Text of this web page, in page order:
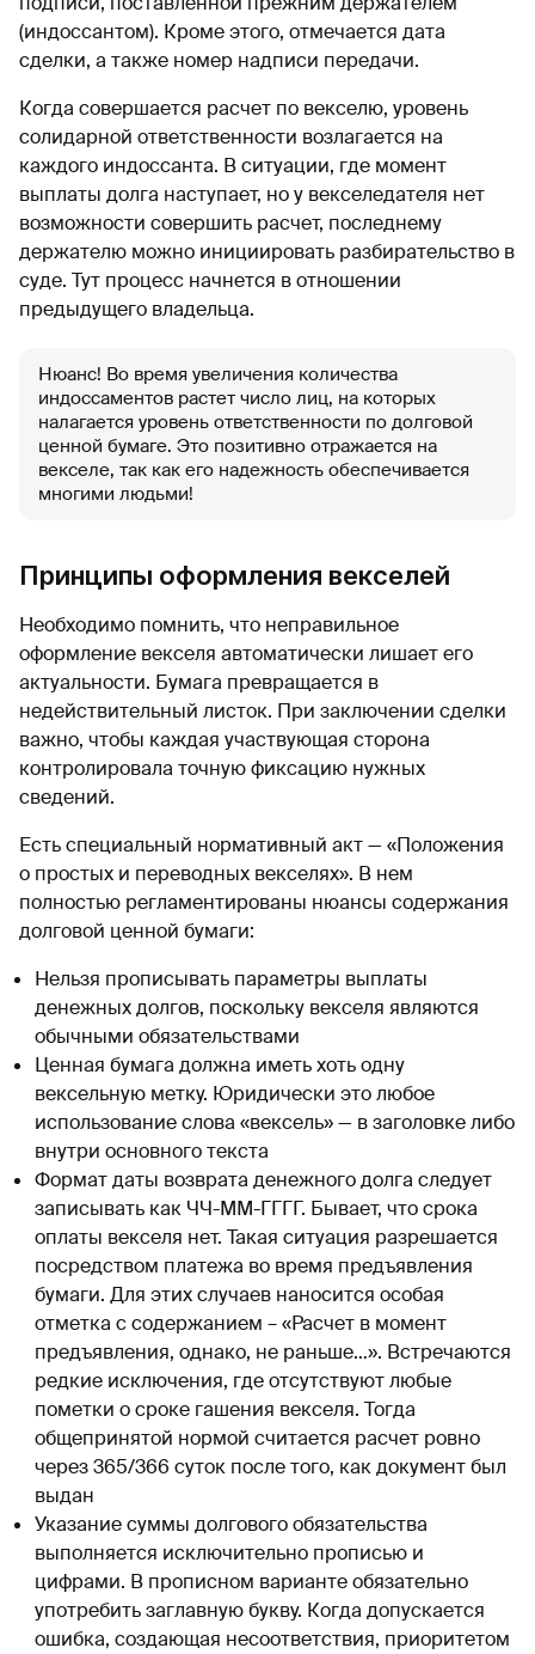
(индоссантом). Кроме этого, отмечается дата
сделки, а также номер надписи передачи.
Когда совершается расчет по векселю, уровень
солидарной ответственности возлагается на
каждого индоссанта. В ситуации, где момент
выплаты долга наступает, но у векселедателя нет
возможности совершить расчет, последнему
держателю можно инициировать разбирательство в
суде. Тут процесс начнется в отношении
предыдущего владельца.
Нюанс! Во время увеличения количества
индоссаментов растет число лиц, на которых
налагается уровень ответственности по долговой
ценной бумаге. Это позитивно отражается на
векселе, так как его надежность обеспечивается
многими людьми!
Принципы оформления векселей
Необходимо помнить, что неправильное
оформление векселя автоматически лишает его
актуальности. Бумага превращается в
недействительный листок. При заключении сделки
важно, чтобы каждая участвующая сторона
контролировала точную фиксацию нужных
сведений.
Есть специальный нормативный акт — «Положения
о простых и переводных векселях». В нем
полностью регламентированы нюансы содержания
долговой ценной бумаги:
Нельзя прописывать параметры выплаты
денежных долгов, поскольку векселя являются
обычными обязательствами
Ценная бумага должна иметь хоть одну
вексельную метку. Юридически это любое
использование слова «вексель» — в заголовке либо
внутри основного текста
Формат даты возврата денежного долга следует
записывать как ЧЧ-ММ-ГГГГ. Бывает, что срока
оплаты векселя нет. Такая ситуация разрешается
посредством платежа во время предъявления
бумаги. Для этих случаев наносится особая
отметка с содержанием – «Расчет в момент
предъявления, однако, не раньше…». Встречаются
редкие исключения, где отсутствуют любые
пометки о сроке гашения векселя. Тогда
общепринятой нормой считается расчет ровно
через 365/366 суток после того, как документ был
выдан
Указание суммы долгового обязательства
выполняется исключительно прописью и
цифрами. В прописном варианте обязательно
употребить заглавную букву. Когда допускается
ошибка, создающая несоответствия, приоритетом